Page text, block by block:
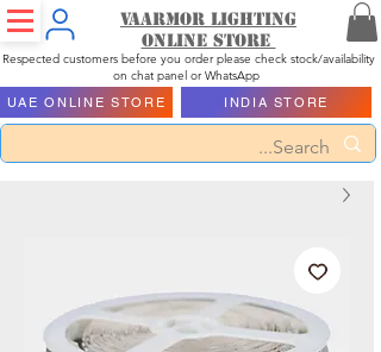
Vaarmor Lighting
ONLINE STORE
Respected customers before you order please check stock/availability
on chat panel or WhatsApp
UAE ONLINE STORE INDIA STORE